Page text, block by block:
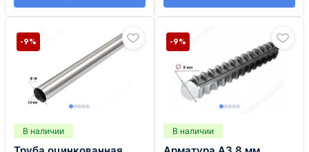
В наличии
-9%
В наличии
-9%